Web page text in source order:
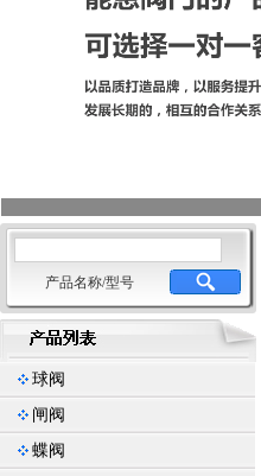
产品名称/型号
球阀
闸阀
蝶阀